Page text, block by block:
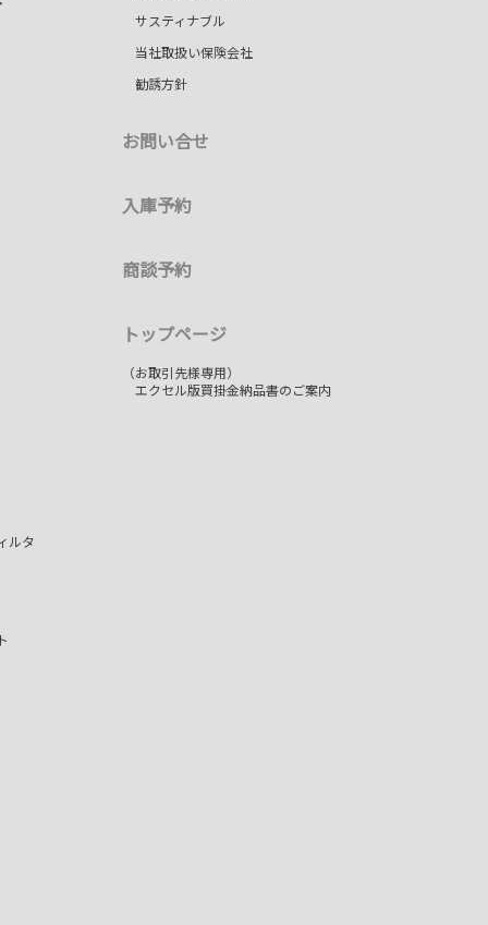
ルタ
サスティナブル
当社取扱い保険会社
勧誘方針
お問い合せ
入庫予約
商談予約
トップページ
（お取引先様専用）
エクセル版買掛金納品書のご案内